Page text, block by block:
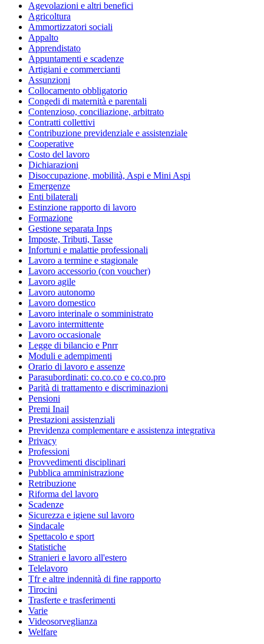
Agevolazioni e altri benefici
Agricoltura
Ammortizzatori sociali
Appalto
Apprendistato
Appuntamenti e scadenze
Artigiani e commercianti
Assunzioni
Collocamento obbligatorio
Congedi di maternità e parentali
Contenzioso, conciliazione, arbitrato
Contratti collettivi
Contribuzione previdenziale e assistenziale
Cooperative
Costo del lavoro
Dichiarazioni
Disoccupazione, mobilità, Aspi e Mini Aspi
Emergenze
Enti bilaterali
Estinzione rapporto di lavoro
Formazione
Gestione separata Inps
Imposte, Tributi, Tasse
Infortuni e malattie professionali
Lavoro a termine e stagionale
Lavoro accessorio (con voucher)
Lavoro agile
Lavoro autonomo
Lavoro domestico
Lavoro interinale o somministrato
Lavoro intermittente
Lavoro occasionale
Legge di bilancio e Pnrr
Moduli e adempimenti
Orario di lavoro e assenze
Parasubordinati: co.co.co e co.co.pro
Parità di trattamento e discriminazioni
Pensioni
Premi Inail
Prestazioni assistenziali
Previdenza complementare e assistenza integrativa
Privacy
Professioni
Provvedimenti disciplinari
Pubblica amministrazione
Retribuzione
Riforma del lavoro
Scadenze
Sicurezza e igiene sul lavoro
Sindacale
Spettacolo e sport
Statistiche
Stranieri e lavoro all'estero
Telelavoro
Tfr e altre indennità di fine rapporto
Tirocini
Trasferte e trasferimenti
Varie
Videosorveglianza
Welfare